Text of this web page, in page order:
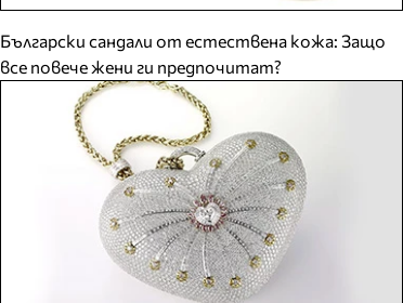
Български сандали от естествена кожа: Защо
все повече жени ги предпочитат?